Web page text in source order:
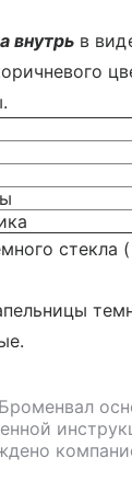
внутрь в
стекла
Броменвал